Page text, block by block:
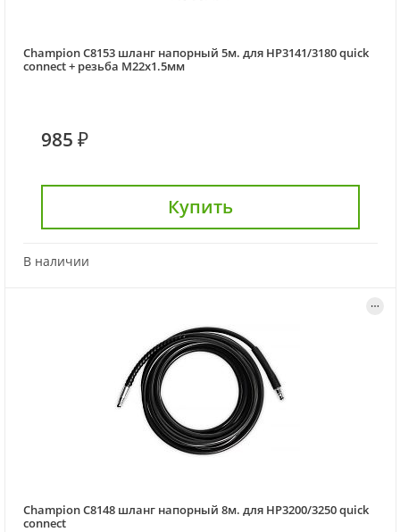
Champion C8153 шланг напорный 5м. для HP3141/3180 quick
connect + резьба М22х1.5мм
985 ₽
Купить
В наличии
Champion C8148 шланг напорный 8м. для HP3200/3250 quick
connect